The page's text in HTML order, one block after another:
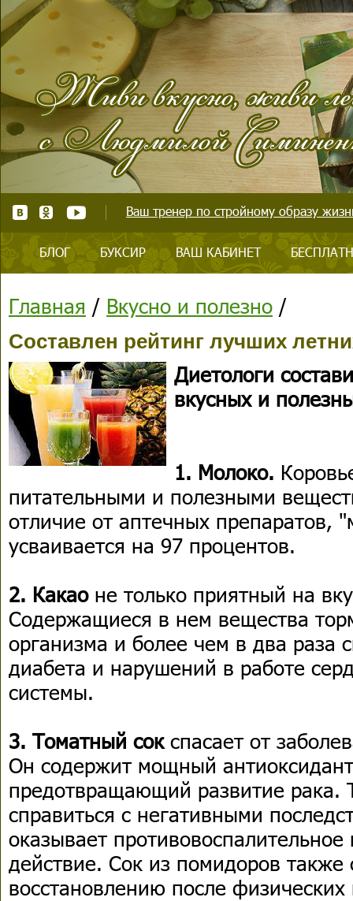
Ваш тренер по стройному образу
БЛОГ БУКСИР ВАШ КАБИНЕТ
Главная / Вкусно и полезно /
Составлен рейтинг лучших
Диетологи
вкусных и
1. Молоко.
питательными и полезными
отличие от аптечных препаратов,
усваивается на 97 процентов.
2. Какаоне только приятный на
Содержащиеся в нем вещества
организма и более чем в два раза
диабета и нарушений в работе
системы.
3. Томатный сокспасает от
Он содержит мощный
предотвращающий развитие рака.
справиться с негативными
оказывает
действие. Сок из помидоров также
восстановлению после физических